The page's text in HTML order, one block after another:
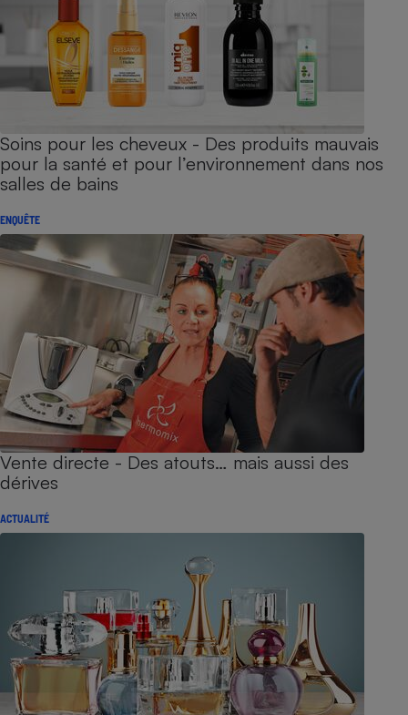
Soins pour les cheveux - Des produits mauvais
pour la santé et pour l’environnement dans nos
salles de bains
ENQUÊTE
Vente directe - Des atouts… mais aussi des
dérives
ACTUALITÉ